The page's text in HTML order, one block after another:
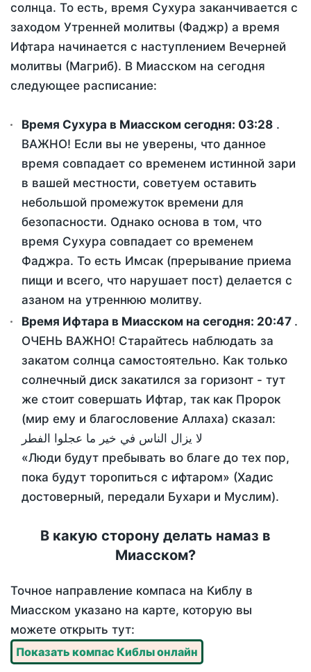
солнца. То есть, время Сухура заканчивается с
заходом Утренней молитвы (Фаджр) а время
Ифтара начинается с наступлением Вечерней
молитвы (Магриб). В Миасском на сегодня
следующее расписание:
Время Сухура в Миасском сегодня: 03:28 .
ВАЖНО! Если вы не уверены, что данное
время совпадает со временем истинной зари
в вашей местности, советуем оставить
небольшой промежуток времени для
безопасности. Однако основа в том, что
время Сухура совпадает со временем
Фаджра. То есть Имсак (прерывание приема
пищи и всего, что нарушает пост) делается с
азаном на утреннюю молитву.
Время Ифтара в Миасском на сегодня: 20:47 .
ОЧЕНЬ ВАЖНО! Старайтесь наблюдать за
закатом солнца самостоятельно. Как только
солнечный диск закатился за горизонт - тут
же стоит совершать Ифтар, так как Пророк
(мир ему и благословение Аллаха) сказал:
لا يزال الناس في خير ما عجلوا الفطر
«Люди будут пребывать во благе до тех пор,
пока будут торопиться с ифтаром» (Хадис
достоверный, передали Бухари и Муслим).
В какую сторону делать намаз в
Миасском?
Точное направление компаса на Киблу в
Миасском указано на карте, которую вы
можете открыть тут:
Показать компас Киблы онлайн